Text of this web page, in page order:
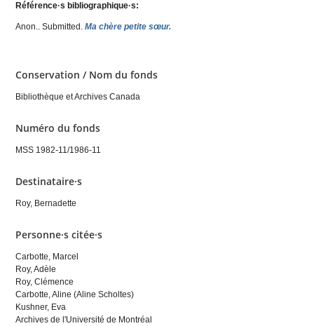
Référence·s bibliographique·s:
Anon.. Submitted.Ma chère petite sœur.
Conservation / Nom du fonds
Bibliothèque et Archives Canada
Numéro du fonds
MSS 1982-11/1986-11
Destinataire·s
Roy, Bernadette
Personne·s citée·s
Carbotte, Marcel
Roy, Adèle
Roy, Clémence
Carbotte, Aline (Aline Scholtes)
Kushner, Eva
Archives de l'Université de Montréal